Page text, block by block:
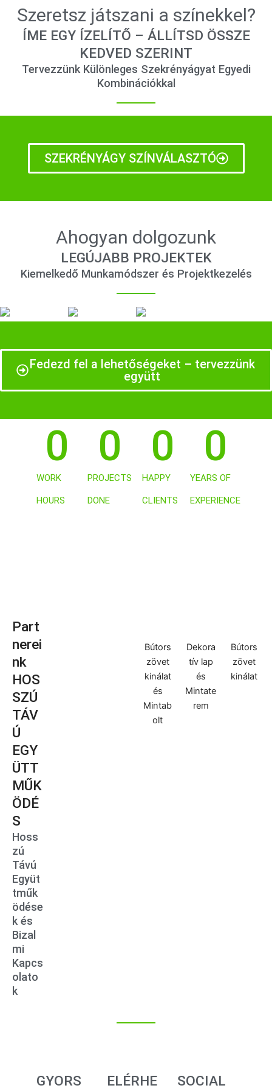
Szeretsz játszani a színekkel?
ÍME EGY ÍZELÍTŐ – ÁLLÍTSD ÖSSZE
KEDVED SZERINT
Tervezzünk Különleges Szekrényágyat Egyedi
Kombinációkkal
SZEKRÉNYÁGY SZÍNVÁLASZTÓ
Ahogyan dolgozunk
LEGÚJABB PROJEKTEK
Kiemelkedő Munkamódszer és Projektkezelés
Fedezd fel a lehetőségeket – tervezzünk
együtt
WORK
HOURS
0
PROJECTS
DONE
0
HAPPY
CLIENTS
0
YEARS OF
EXPERIENCE
0
Part
nerei
nk
HOS
SZÚ
TÁV
Ú
EGY
ÜTT
MŰK
ÖDÉ
S
Hoss
zú
Távú
Együt
tműk
ödése
k és
Bizal
mi
Kapcs
olato
k
Bútors
zövet
kinálat
és
Mintab
olt
Dekora
tív lap
és
Mintate
rem
Bútors
zövet
kinálat
GYORS
ELÉRHE
SOCIAL